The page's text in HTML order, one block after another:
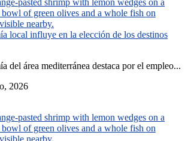
local influye en la elección de los destinos
del área mediterránea destaca por el empleo...
2026